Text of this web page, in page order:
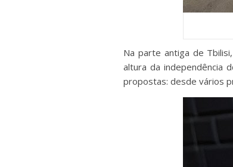
Na parte antiga de
altura da independência
propostas: desde vários